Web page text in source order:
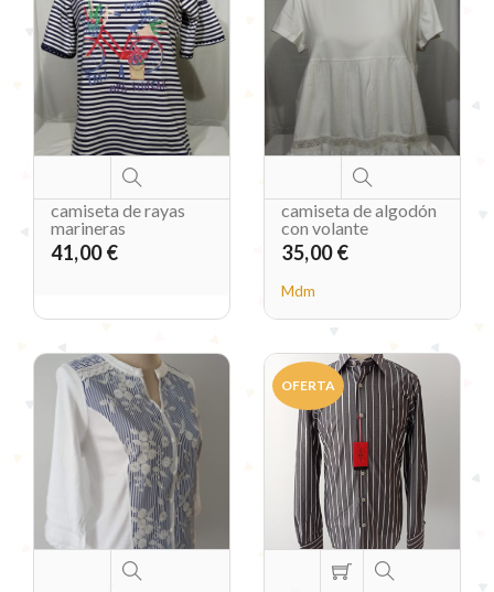
camiseta de rayas
marineras
41,00 €
camiseta de algodón
con volante
35,00 €
Mdm
OFERTA